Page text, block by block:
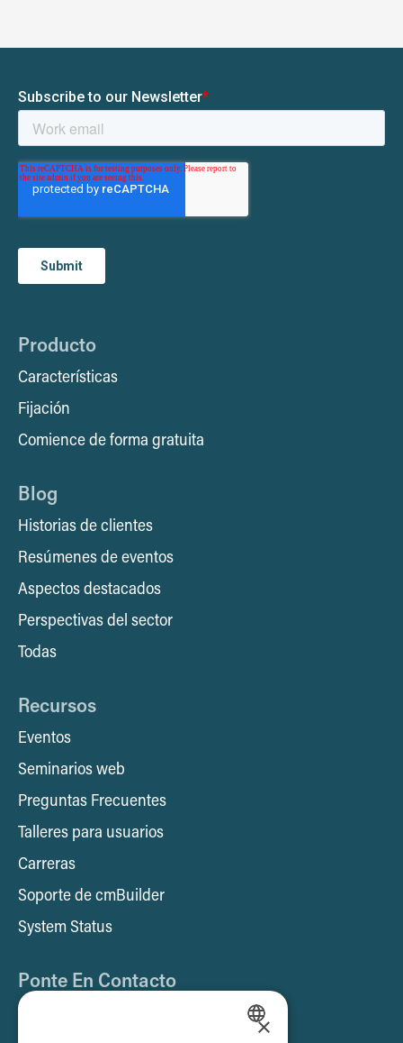
Producto
Características
Fijación
Comience de forma gratuita
Blog
Historias de clientes
Resúmenes de eventos
Aspectos destacados
Perspectivas del sector
Todas
Recursos
Eventos
Seminarios web
Preguntas Frecuentes
Talleres para usuarios
Carreras
Soporte de cmBuilder
System Status
Ponte En Contacto
Póngase en contacto con nosotros
×